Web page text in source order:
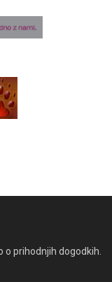
prihodnjih dogodkih.